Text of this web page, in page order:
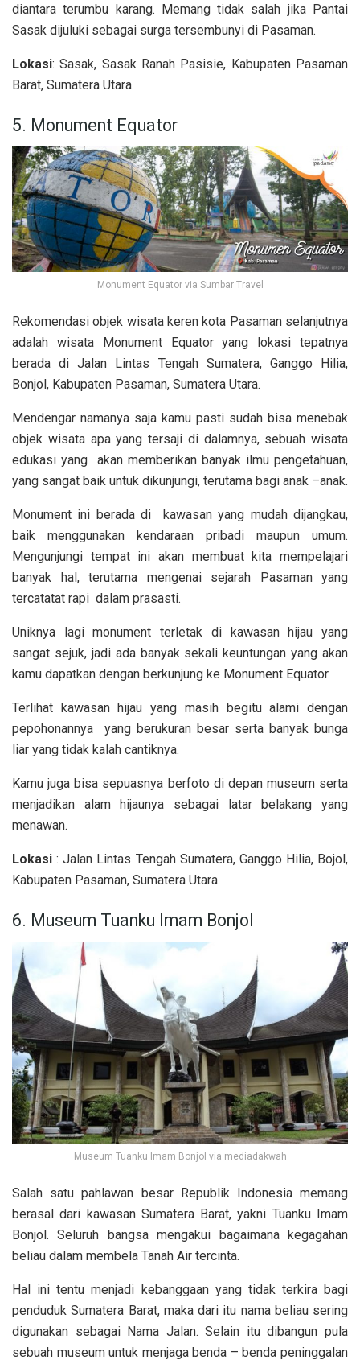
diantara terumbu karang. Memang tidak salah jika Pantai
Sasak dijuluki sebagai surga tersembunyi di Pasaman.
Lokasi: Sasak, Sasak Ranah Pasisie, Kabupaten Pasaman
Barat, Sumatera Utara.
5. Monument Equator
Monument Equator via Sumbar Travel
Rekomendasi objek wisata keren kota Pasaman selanjutnya
adalah wisata Monument Equator yang lokasi tepatnya
berada di Jalan Lintas Tengah Sumatera, Ganggo Hilia,
Bonjol, Kabupaten Pasaman, Sumatera Utara.
Mendengar namanya saja kamu pasti sudah bisa menebak
objek wisata apa yang tersaji di dalamnya, sebuah wisata
edukasi yang akan memberikan banyak ilmu pengetahuan,
yang sangat baik untuk dikunjungi, terutama bagi anak –anak.
Monument ini berada di kawasan yang mudah dijangkau,
baik menggunakan kendaraan pribadi maupun umum.
Mengunjungi tempat ini akan membuat kita mempelajari
banyak hal, terutama mengenai sejarah Pasaman yang
tercatatat rapi dalam prasasti.
Uniknya lagi monument terletak di kawasan hijau yang
sangat sejuk, jadi ada banyak sekali keuntungan yang akan
kamu dapatkan dengan berkunjung ke Monument Equator.
Terlihat kawasan hijau yang masih begitu alami dengan
pepohonannya yang berukuran besar serta banyak bunga
liar yang tidak kalah cantiknya.
Kamu juga bisa sepuasnya berfoto di depan museum serta
menjadikan alam hijaunya sebagai latar belakang yang
menawan.
Lokasi : Jalan Lintas Tengah Sumatera, Ganggo Hilia, Bojol,
Kabupaten Pasaman, Sumatera Utara.
6. Museum Tuanku Imam Bonjol
Museum Tuanku Imam Bonjol via mediadakwah
Salah satu pahlawan besar Republik Indonesia memang
berasal dari kawasan Sumatera Barat, yakni Tuanku Imam
Bonjol. Seluruh bangsa mengakui bagaimana kegagahan
beliau dalam membela Tanah Air tercinta.
Hal ini tentu menjadi kebanggaan yang tidak terkira bagi
penduduk Sumatera Barat, maka dari itu nama beliau sering
digunakan sebagai Nama Jalan. Selain itu dibangun pula
sebuah museum untuk menjaga benda – benda peninggalan